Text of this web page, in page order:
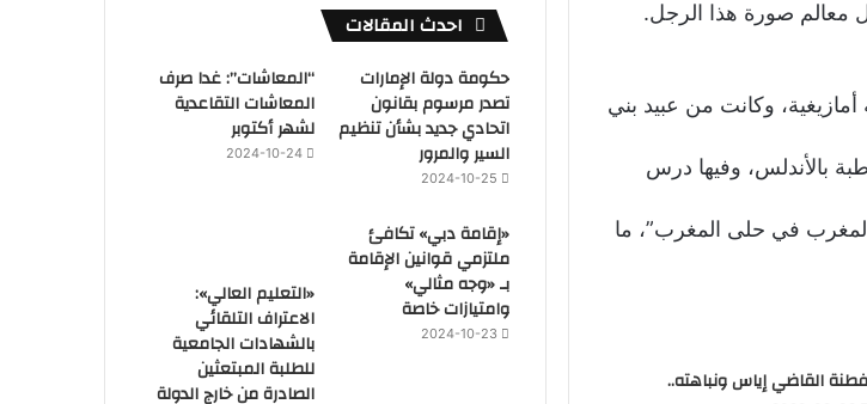
صورة هذا الرجل.
وكانت من عبيد بني
بمدينة تاكِرنّا في قرطبة بالأندلس، وفيها درس
في حلى المغرب”، ما
فطنة القاضي إياس ونباهته..
احدث المقالات
حكومة دولة الإمارات
تصدر مرسوم بقانون
اتحادي جديد بشأن تنظيم
السير والمرور
2024-10-25
“المعاشات”: غدا صرف
المعاشات التقاعدية
لشهر أكتوبر
2024-10-24
«إقامة دبي» تكافئ
ملتزمي قوانين الإقامة
بـ «وجه مثالي»
وامتيازات خاصة
2024-10-23
«التعليم العالي»:
الاعتراف التلقائي
بالشهادات الجامعية
للطلبة المبتعثين
الصادرة من خارج الدولة